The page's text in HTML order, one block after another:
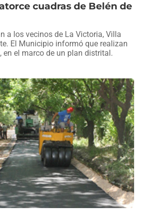
cuadras de Belén de
a los vecinos de La Victoria, Villa
El Municipio informó que realizan
el marco de un plan distrital.